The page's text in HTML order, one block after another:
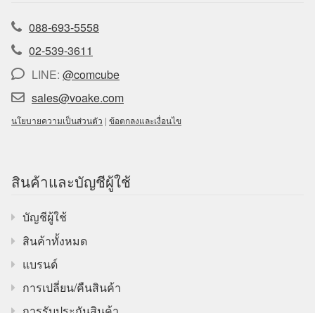
088-693-5558
02-539-3611
LINE: @comcube
sales@voake.com
นโยบายความเป็นส่วนตัว | ข้อตกลงและเงื่อนไข
สินค้าและบัญชีผู้ใช้
บัญชีผู้ใช้
สินค้าทั้งหมด
แบรนด์
การเปลี่ยน/คืนสินค้า